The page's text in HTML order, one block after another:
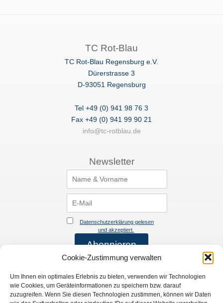
Cookie-Zustimmung verwalten
Um Ihnen ein optimales Erlebnis zu bieten, verwenden wir Technologien
wie Cookies, um Geräteinformationen zu speichern bzw. darauf
zuzugreifen. Wenn Sie diesen Technologien zustimmen, können wir Daten
TC Rot-Blau
TC Rot-Blau Regensburg e.V.
Dürerstrasse 3
D-93051 Regensburg
Tel +49 (0) 941 98 76 3
Fax +49 (0) 941 99 90 21
info@tc-rotblau.de
Newsletter
Datenschutzerklärung gelesen
und akzeptiert.
Verein
Startseite
Verein
Rechtliches
Impressum
Datenschutzerklärung